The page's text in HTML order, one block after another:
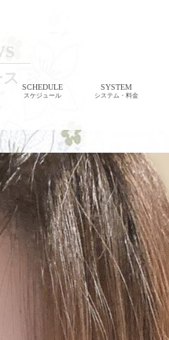
SCHEDULE
スケジュール
SYSTEM
システム・料金